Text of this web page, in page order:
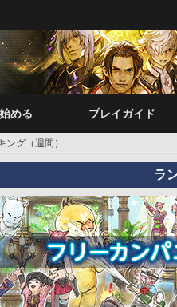
める プレイガイド
ング（週間）
ラ